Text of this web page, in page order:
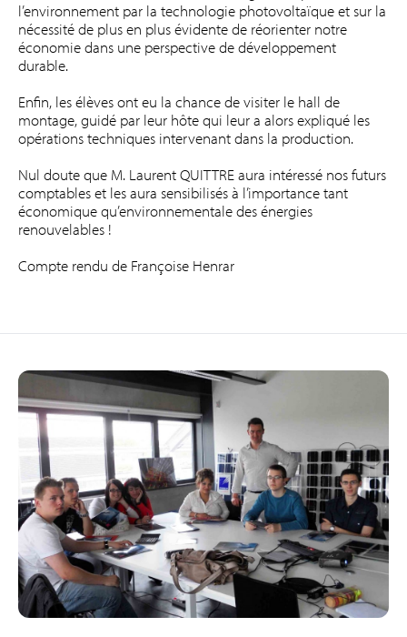
l’environnement par la technologie photovoltaïque et sur la
nécessité de plus en plus évidente de réorienter notre
économie dans une perspective de développement
durable.
Enfin, les élèves ont eu la chance de visiter le hall de
montage, guidé par leur hôte qui leur a alors expliqué les
opérations techniques intervenant dans la production.
Nul doute que M. Laurent QUITTRE aura intéressé nos futurs
comptables et les aura sensibilisés à l’importance tant
économique qu’environnementale des énergies
renouvelables !
Compte rendu de Françoise Henrar